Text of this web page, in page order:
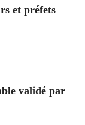
et préfets
validé par